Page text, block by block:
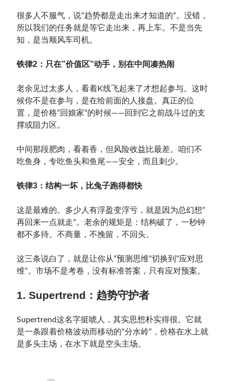
很多人不服气，说”趋势都是走出来才知道的”。没错，
所以我们的任务就是等它走出来，再上车。不是当先
知，是当顺风车司机。
铁律2：只在”价值区”动手，别在中间凑热闹
老余见过太多人，看着K线飞起来了才想起参与。这时
候你不是在参与，是在给前面的人接盘。真正的位
置，是价格”回娘家”的时候——回到它之前战斗过的支
撑或阻力区。
中间那段肥肉，看着香，但风险收益比最差。咱们不
吃鱼身，专吃鱼头和鱼尾——安全，而且刺少。
铁律3：结构一坏，比兔子跑得都快
这是最难的。多少人有浮盈变浮亏，就是因为总幻想”
再回来一点就走”。老余的规矩是：结构破了，一秒钟
都不多待。不商量，不挽留，不回头。
这三条说白了，就是让你从”预测思维”切换到”应对思
维”。市场不是考卷，没有标准答案，只有应对预案。
1. Supertrend：趋势守护者
Supertrend这名字挺唬人，其实思想朴实得很。它就
是一条跟着价格波动而移动的”分水岭”，价格在水上就
是多头主场，在水下就是空头主场。